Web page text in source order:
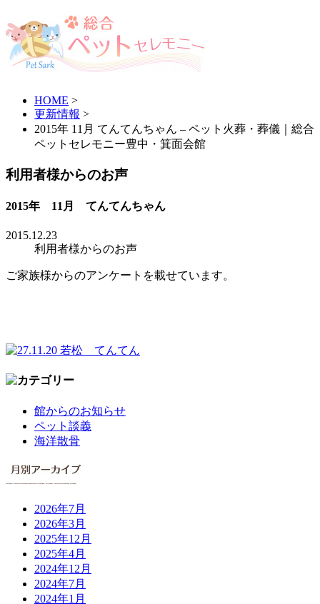
HOME >
更新情報 >
2015年 11月 てんてんちゃん – ペット火葬・葬儀｜総合
ペットセレモニー豊中・箕面会館
利用者様からのお声
2015年 11月 てんてんちゃん
2015.12.23
利用者様からのお声
ご家族様からのアンケートを載せています。
館からのお知らせ
ペット談義
海洋散骨
2026年7月
2026年3月
2025年12月
2025年4月
2024年12月
2024年7月
2024年1月